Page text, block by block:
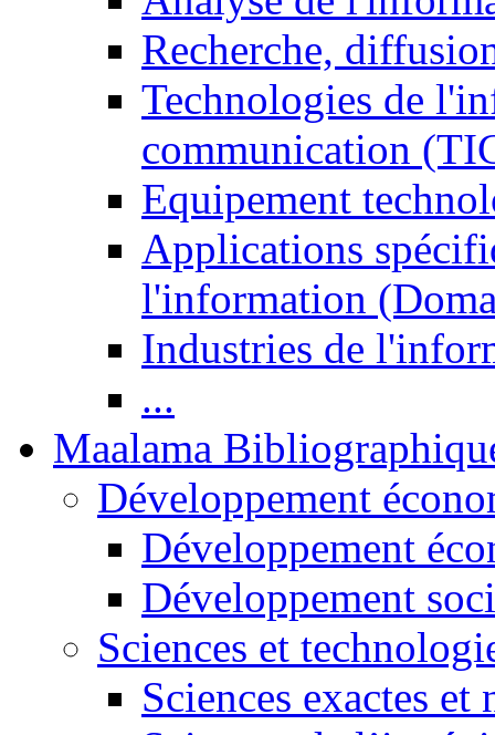
Recherche,
Technologies de
communication
Equipement
Applications
l'information
Industries de
...
Maalama
Développement
Développement
Développement
Sciences et
Sciences exactes et